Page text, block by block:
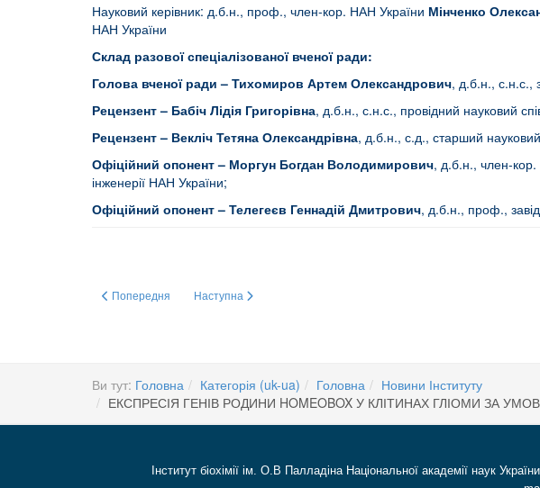
Науковий керівник: д.б.н., проф., член-кор. НАН України Мінченко
НАН України
Склад разової спеціалізованої вченої ради:
Голова вченої ради – Тихомиров Артем Олександрович, д.б.н., с.н.с.,
Рецензент – Бабіч Лідія Григорівна, д.б.н., с.н.с., провідний науковий
Рецензент – Векліч Тетяна Олександрівна, д.б.н., с.д., старший науковий
Офіційний опонент – Моргун Богдан Володимирович, д.б.н., член-кор.
інженерії НАН України;
Офіційний опонент – Телегеєв Геннадій Дмитрович, д.б.н., проф.,
Попередня стаття: 23-го ВЕРЕСНЯ 2024 р. ГРУПА СТУДЕНТІВ
Попередня Наступна стаття: МОЛЕКУЛЯРНІ МЕХАНІЗМИ РОЗВИТКУ
Наступна
Ви тут: Головна Категорія (uk-ua) Головна
Новини Інституту
ЕКСПРЕСІЯ ГЕНІВ РОДИНИ HOMEOBOX У КЛІТИНАХ ГЛІОМИ ЗА
Інститут біохімії ім. О.В Палладіна Національної академії наук